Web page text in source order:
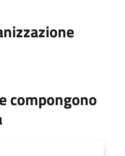
compongono